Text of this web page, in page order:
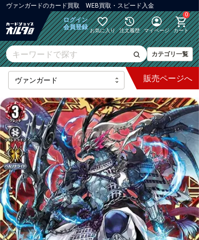
ヴァンガードのカード買取 WEB買取・スピード入金
ログイン
会員登録 お気に入り 注文履歴 マイページ
0
カート
カテゴリ一覧
最新弾
【DZ】ブースター
【DZ】その他ブースター
【DZ】デッキなど
販売ページへ